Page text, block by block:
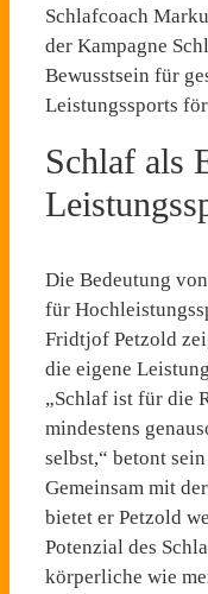
Schlafcoach
der Kampagne
Bewusstsein für
Leistungssports
Schlaf als
Die Bedeutung
für
Fridtjof Petzold
die eigene
„Schlaf ist für die
mindestens
selbst,“ betont
Gemeinsam mit
bietet er Petzold
Potenzial des
körperliche wie